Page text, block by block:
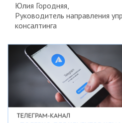
Юлия Городняя,
Руководитель направления
консалтинга